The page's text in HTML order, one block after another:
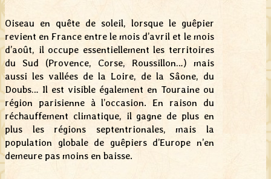
Oiseau en quête de soleil, lorsque le guêpier
revient en France entre le mois d’avril et le mois
d’août, il occupe essentiellement les territoires
du Sud (Provence, Corse, Roussillon…) mais
aussi les vallées de la Loire, de la Sâone, du
Doubs… Il est visible également en Touraine ou
région parisienne à l’occasion. En raison du
réchauffement climatique, il gagne de plus en
plus les régions septentrionales, mais la
population globale de guêpiers d’Europe n’en
demeure pas moins en baisse.